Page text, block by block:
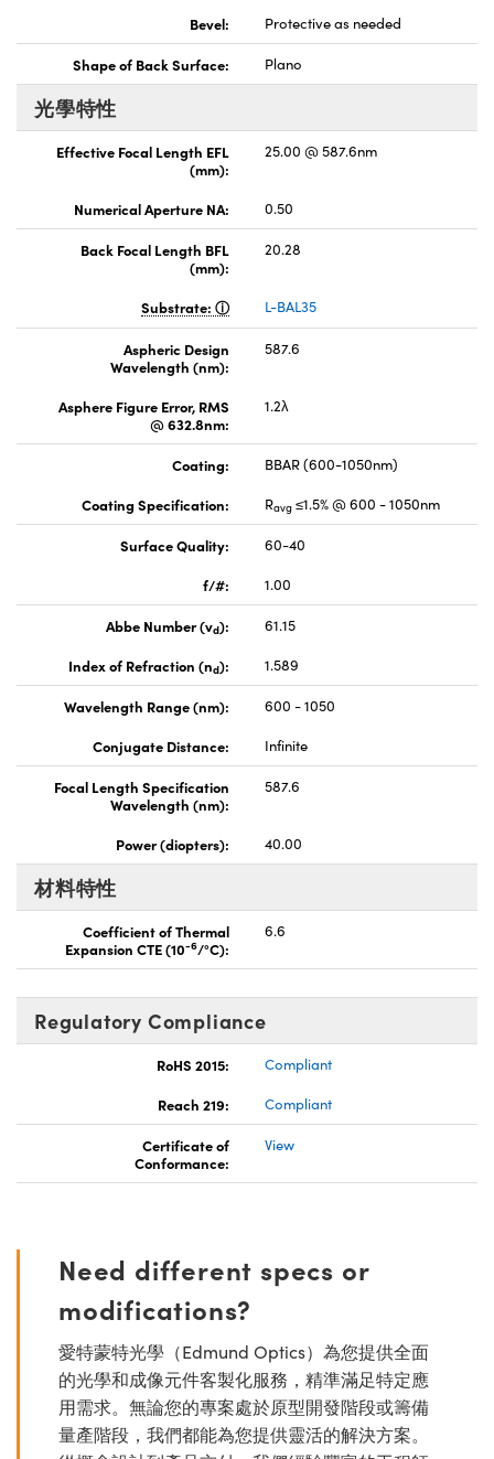
Bevel:
Protective as needed
Shape of Back Surface: Plano
光學特性
Effective Focal Length EFL
(mm):
25.00 @ 587.6nm
Numerical Aperture NA: 0.50
Back Focal Length BFL
(mm):
20.28
Substrate: L-BAL35
Aspheric Design
Wavelength (nm):
587.6
Asphere Figure Error, RMS
@ 632.8nm:
1.2λ
Coating:
BBAR (600-1050nm)
Coating Specification:
Ravg ≤1.5% @ 600 - 1050nm
Surface Quality:
60-40
f/#:
1.00
Abbe Number (vd):
61.15
Index of Refraction (nd): 1.589
Wavelength Range (nm):
600 - 1050
Conjugate Distance:
Infinite
Focal Length Specification
Wavelength (nm):
587.6
Power (diopters): 40.00
材料特性
Coefficient of Thermal
Expansion CTE (10-6/°C):
6.6
Regulatory Compliance
RoHS 2015:
Compliant
Reach 219:
Compliant
Certificate of
Conformance:
View
Need different specs or
modifications?
愛特蒙特光學（Edmund Optics）為您提供全面
的光學和成像元件客製化服務，精準滿足特定應
用需求。無論您的專案處於原型開發階段或籌備
量產階段，我們都能為您提供靈活的解決方案。